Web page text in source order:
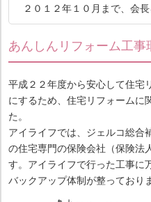
２０１２年１０月まで、会
あんしんリフォーム工事
平成２２年度から安心して住宅
にするため、住宅リフォームに
た。
アイライフでは、ジェルコ総合
の住宅専門の保険会社（保険法
す。アイライフで行った工事に
バックアップ体制が整っており